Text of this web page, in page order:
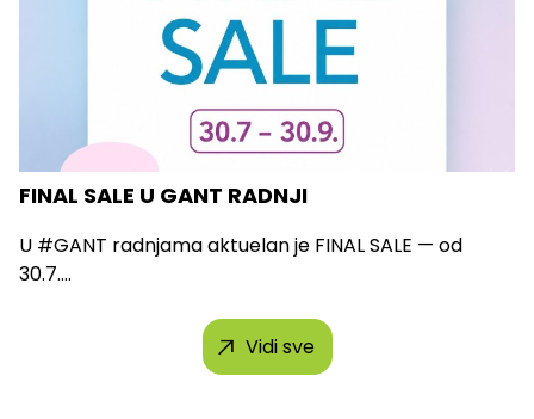
FINAL SALE U GANT RADNJI
U #GANT radnjama aktuelan je FINAL SALE — od
30.7....
Vidi sve